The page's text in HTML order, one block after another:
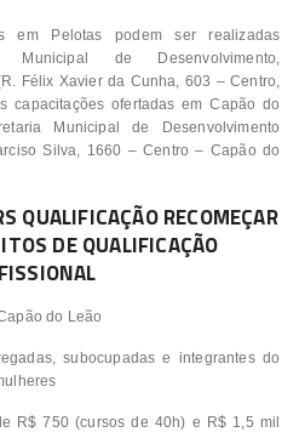
em Pelotas podem ser realizadas
de Desenvolvimento,
Félix Xavier da Cunha, 603 – Centro,
capacitações ofertadas em Capão do
Municipal de Desenvolvimento
Silva, 1660 – Centro – Capão do
QUALIFICAÇÃO RECOMEÇAR
DE QUALIFICAÇÃO
do Leão
subocupadas e integrantes do
R$ 750 (cursos de 40h) e R$ 1,5 mil